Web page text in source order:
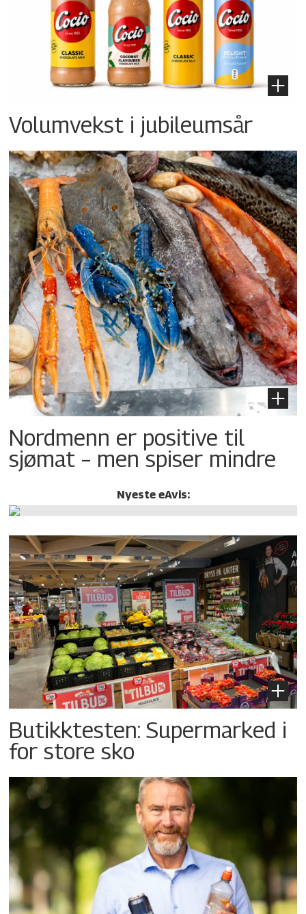
Volumvekst i jubileumsår
Nordmenn er positive til
sjømat – men spiser mindre
Nyeste eAvis:
Butikktesten: Supermarked i
for store sko